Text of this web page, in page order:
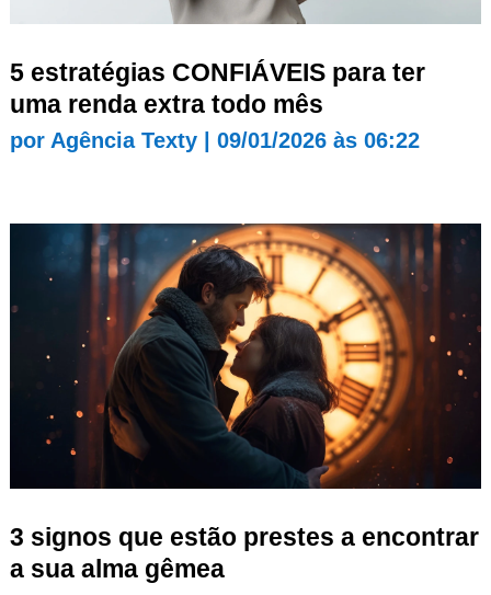
5 estratégias CONFIÁVEIS para ter
uma renda extra todo mês
por Agência Texty| 09/01/2026 às 06:22
3 signos que estão prestes a encontrar
a sua alma gêmea